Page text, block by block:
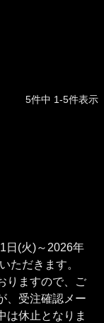
5件中 1-5件表示
日(火)～2026年
ただきます。
りますので、ご
、受注確認メー
は休止となりま